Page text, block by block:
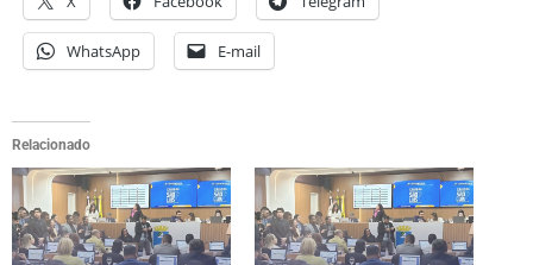
WhatsApp E-mail
Relacionado